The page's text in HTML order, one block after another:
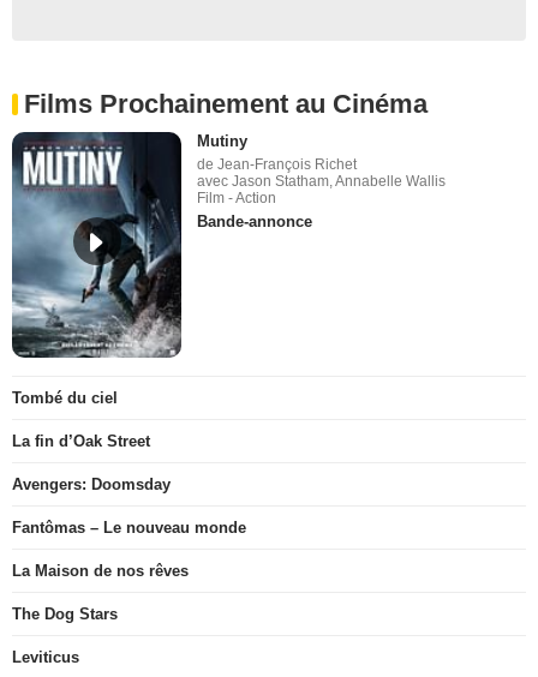
Films Prochainement au Cinéma
Mutiny
de Jean-François Richet
avec Jason Statham, Annabelle Wallis
Film - Action
Bande-annonce
Tombé du ciel
La fin d’Oak Street
Avengers: Doomsday
Fantômas – Le nouveau monde
La Maison de nos rêves
The Dog Stars
Leviticus